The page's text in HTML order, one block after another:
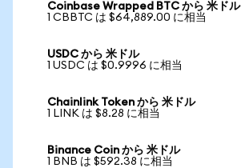
Coinbase Wrapped BTC から 米ドル
1 CBBTC は $64,889.00 に相当
USDC から 米ドル
1 USDC は $0.9996 に相当
Chainlink Token から 米ドル
1 LINK は $8.28 に相当
Binance Coin から 米ドル
1 BNB は $592.38 に相当